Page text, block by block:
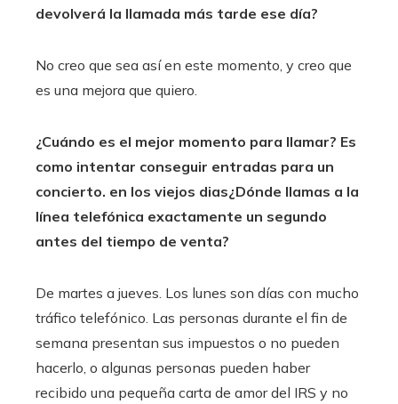
devolverá la llamada más tarde ese día?
No creo que sea así en este momento, y creo que
es una mejora que quiero.
¿Cuándo es el mejor momento para llamar? Es
como intentar conseguir entradas para un
concierto. en los viejos dias¿Dónde llamas a la
línea telefónica exactamente un segundo
antes del tiempo de venta?
De martes a jueves. Los lunes son días con mucho
tráfico telefónico. Las personas durante el fin de
semana presentan sus impuestos o no pueden
hacerlo, o algunas personas pueden haber
recibido una pequeña carta de amor del IRS y no